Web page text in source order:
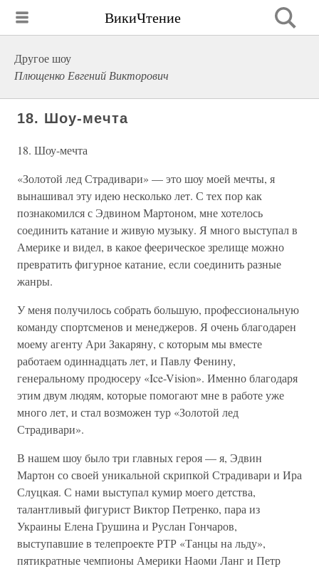
ВикиЧтение
Другое шоу
Плющенко Евгений Викторович
18. Шоу-мечта
18. Шоу-мечта
«Золотой лед Страдивари» — это шоу моей мечты, я
вынашивал эту идею несколько лет. С тех пор как
познакомился с Эдвином Мартоном, мне хотелось
соединить катание и живую музыку. Я много выступал в
Америке и видел, в какое феерическое зрелище можно
превратить фигурное катание, если соединить разные
жанры.
У меня получилось собрать большую, профессиональную
команду спортсменов и менеджеров. Я очень благодарен
моему агенту Ари Закаряну, с которым мы вместе
работаем одиннадцать лет, и Павлу Фенину,
генеральному продюсеру «Ice-Vision». Именно благодаря
этим двум людям, которые помогают мне в работе уже
много лет, и стал возможен тур «Золотой лед
Страдивари».
В нашем шоу было три главных героя — я, Эдвин
Мартон со своей уникальной скрипкой Страдивари и Ира
Слуцкая. С нами выступал кумир моего детства,
талантливый фигурист Виктор Петренко, пара из
Украины Елена Грушина и Руслан Гончаров,
выступавшие в телепроекте РТР «Танцы на льду»,
пятикратные чемпионы Америки Наоми Ланг и Петр